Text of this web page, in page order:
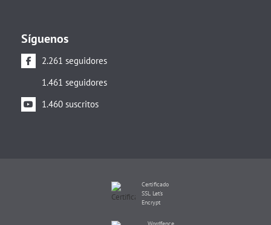
Síguenos
2.261 seguidores
1.461 seguidores
1.460 suscritos
Certificado
SSL Let's
Encrypt